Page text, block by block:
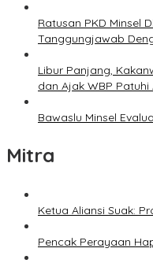
Ratusan PKD Minsel
Tanggungjawab
Libur Panjang,
dan Ajak WBP Patuhi
Bawaslu Minsel
Mitra
Ketua Aliansi Suak:
Pencak Perayaan